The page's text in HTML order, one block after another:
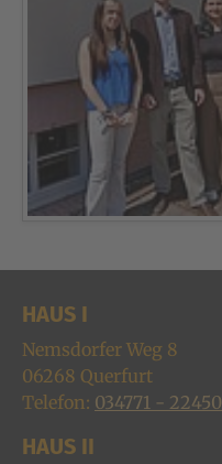
HAUS I
Nemsdorfer Weg 8
06268 Querfurt
Telefon: 034771 - 22450
HAUS II